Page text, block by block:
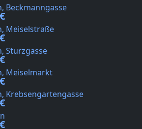
Beckmanngasse
Meiselstraße
Sturzgasse
Meiselmarkt
Krebsengartengasse